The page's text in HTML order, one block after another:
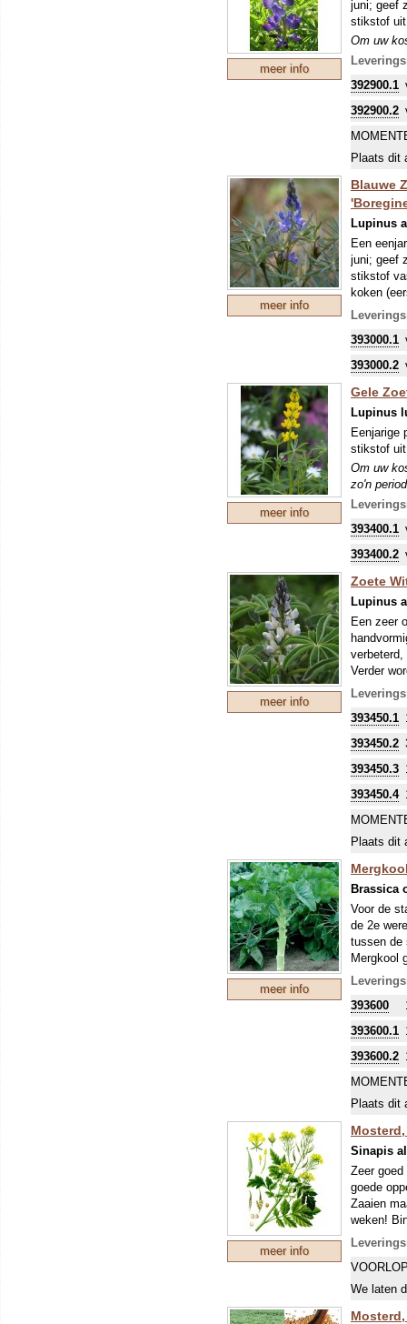
meer info
juni; geef
stikstof
Om uw
zo'n
sommige
392900.1
392900.2
Plaats dit
meer info
Blauwe
Lupinus
Een
juni; geef
stikstof
koken
LET OP:
Om uw
zo'n
sommige
393000.1
393000.2
meer info
Gele
Lupinus
Eenjarige
stikstof
Om uw
zo'n
393400.1
393400.2
meer info
Zoete
Lupinus
Een zeer
Verder
LET OP:
Om uw
zo'n
sommige
393450.1
393450.2
393450.3
393450.4
Plaats dit
meer info
Brassica
Voor de
de 2e
tussen de
Mergkool
geven
het voer
verkeerd!
Om uw
zo'n
393600
393600.1
393600.2
Plaats dit
meer info
Sinapis
Zeer
goede
Zaaien
weken!
Uiteraard
zo'n
We laten